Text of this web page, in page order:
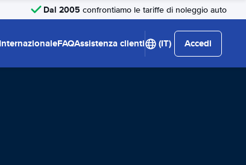
Dal 2005 confrontiamo le tariffe di noleggio auto
InternazionaleFAQAssistenza clienti (IT) Accedi